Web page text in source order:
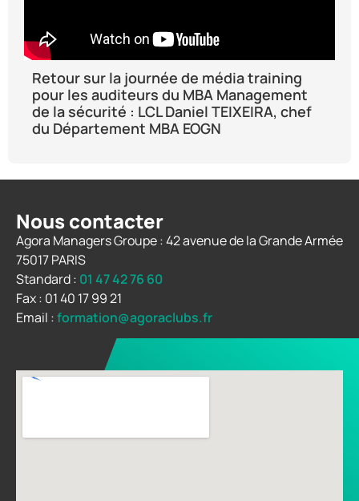
Retour sur la journée de média training
pour les auditeurs du MBA Management
de la sécurité : LCL Daniel TEIXEIRA, chef
du Département MBA EOGN
Nous contacter
Agora Managers Groupe : 42 avenue de la Grande Armée
75017 PARIS
Standard : 01 47 42 76 60
Fax : 01 40 17 99 21
Email :formation@agoraclubs.fr